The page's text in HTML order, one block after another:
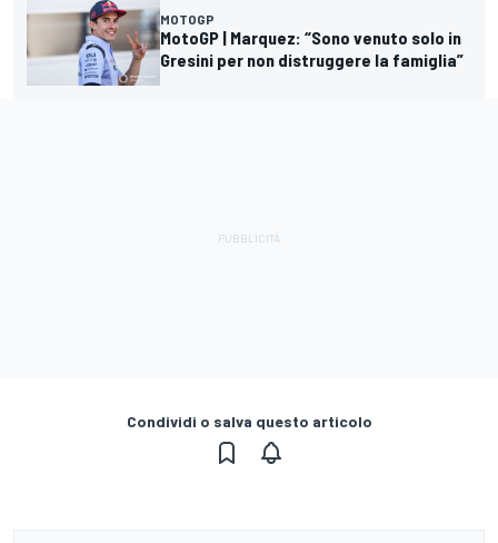
MOTOGP
MotoGP | Marquez: “Sono venuto solo in
Gresini per non distruggere la famiglia”
Condividi o salva questo articolo